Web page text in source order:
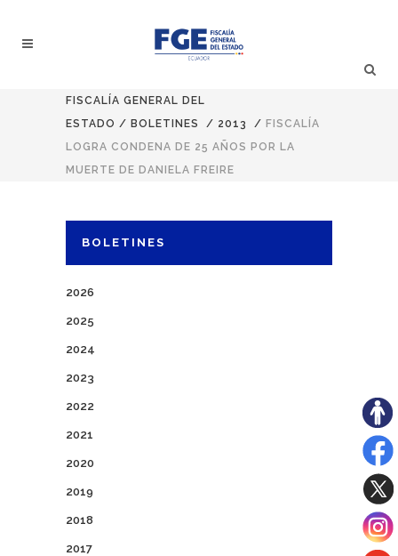
FISCALÍA GENERAL DEL
ESTADO / BOLETINES / 2013 / FISCALÍA
LOGRA CONDENA DE 25 AÑOS POR LA
MUERTE DE DANIELA FREIRE
BOLETINES
2026
2025
2024
2023
2022
2021
2020
2019
2018
2017